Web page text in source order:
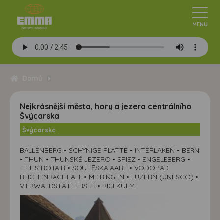
Nejkrásnější města, hory a jezera centrálního
Švýcarska
Švýcarsko
BALLENBERG • SCHYNIGE PLATTE • INTERLAKEN • BERN
• THUN • THUNSKÉ JEZERO • SPIEZ • ENGELEBERG •
TITLIS ROTAIR • SOUTĚSKA AARE • VODOPÁD
REICHENBACHFALL • MEIRINGEN • LUZERN (UNESCO) •
VIERWALDSTÄTTERSEE • RIGI KULM